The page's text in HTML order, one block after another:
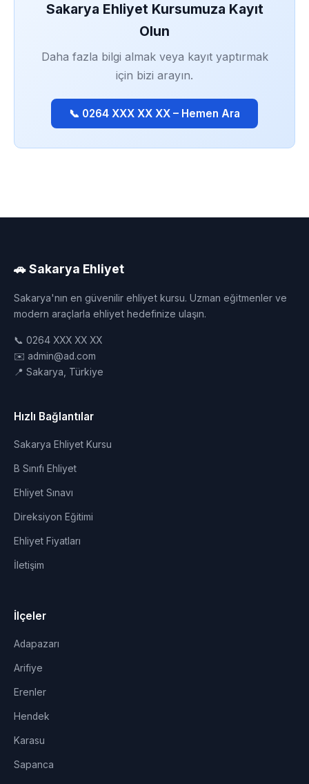
Sakarya Ehliyet Kursumuza Kayıt
Olun
Daha fazla bilgi almak veya kayıt yaptırmak
için bizi arayın.
📞 0264 XXX XX XX – Hemen Ara
🚗 Sakarya Ehliyet
Sakarya'nın en güvenilir ehliyet kursu. Uzman eğitmenler ve
modern araçlarla ehliyet hedefinize ulaşın.
📞 0264 XXX XX XX
✉️ admin@ad.com
📍 Sakarya, Türkiye
Hızlı Bağlantılar
Sakarya Ehliyet Kursu
B Sınıfı Ehliyet
Ehliyet Sınavı
Direksiyon Eğitimi
Ehliyet Fiyatları
İletişim
İlçeler
Adapazarı
Arifiye
Erenler
Hendek
Karasu
Sapanca